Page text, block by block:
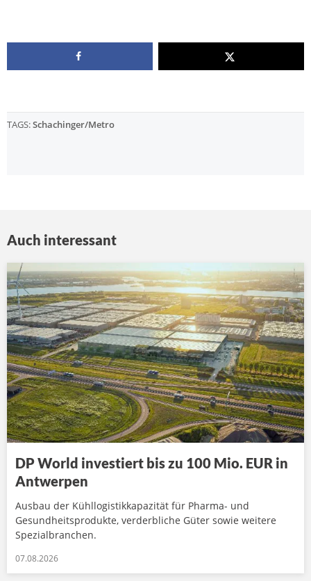
TAGS:Schachinger/Metro
Auch interessant
DP World investiert bis zu 100 Mio. EUR in
Antwerpen
Ausbau der Kühllogistikkapazität für Pharma- und
Gesundheitsprodukte, verderbliche Güter sowie weitere
Spezialbranchen.
07.08.2026